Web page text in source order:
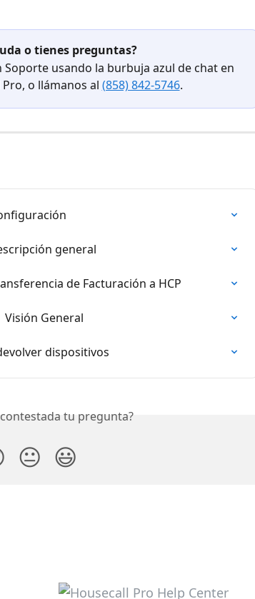
o tienes preguntas?
Soporte usando la burbuja azul de chat en
o llámanos al (858) 842-5746.
general
de Facturación a HCP
General
dispositivos
tu pregunta?
😐 😃